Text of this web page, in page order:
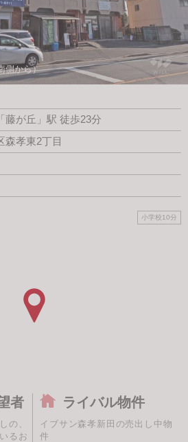
側から）
藤が丘」駅 徒歩23分
森孝東2丁目
小学校10分
者
の、
るお
ライバル物件
イブサン森孝新田の売出し中物
件